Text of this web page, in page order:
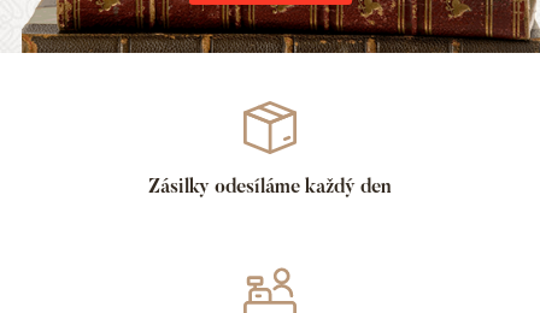
Zásilky odesíláme každý den